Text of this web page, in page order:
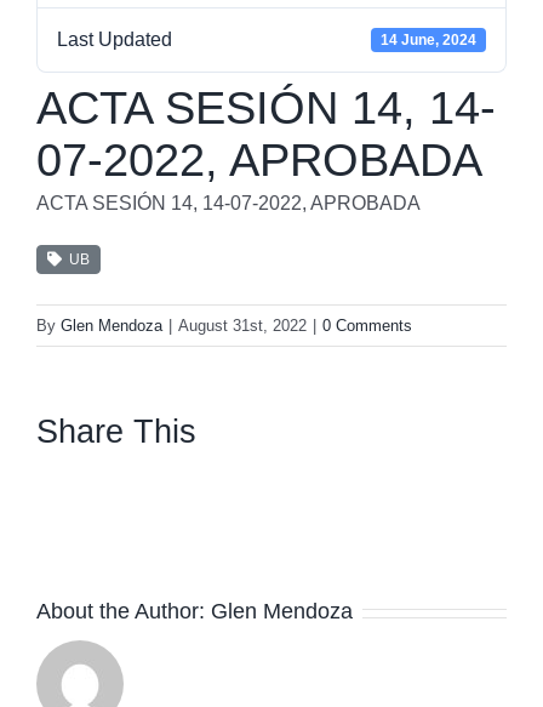
Last Updated 14 June, 2024
ACTA SESIÓN 14, 14-
07-2022, APROBADA
ACTA SESIÓN 14, 14-07-2022, APROBADA
UB
By Glen Mendoza August 31st, 2022 0 Comments
Share This
About the Author: Glen Mendoza